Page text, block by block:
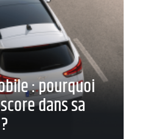
: pourquoi
dans sa